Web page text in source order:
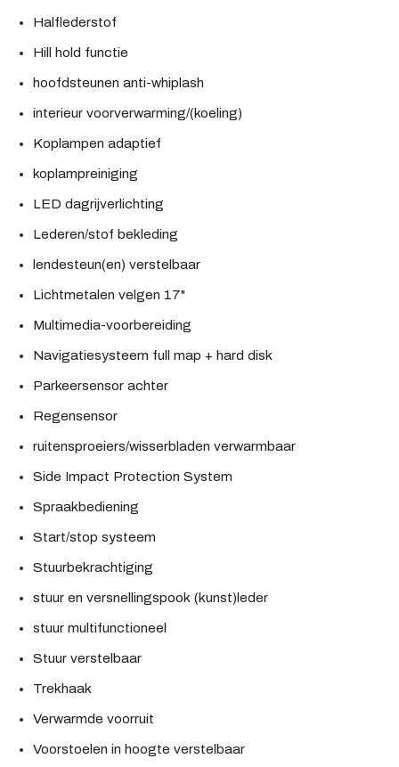
Halflederstof
Hill hold functie
hoofdsteunen anti-whiplash
interieur voorverwarming/(koeling)
Koplampen adaptief
koplampreiniging
LED dagrijverlichting
Lederen/stof bekleding
lendesteun(en) verstelbaar
Lichtmetalen velgen 17"
Multimedia-voorbereiding
Navigatiesysteem full map + hard disk
Parkeersensor achter
Regensensor
ruitensproeiers/wisserbladen verwarmbaar
Side Impact Protection System
Spraakbediening
Start/stop systeem
Stuurbekrachtiging
stuur en versnellingspook (kunst)leder
stuur multifunctioneel
Stuur verstelbaar
Trekhaak
Verwarmde voorruit
Voorstoelen in hoogte verstelbaar